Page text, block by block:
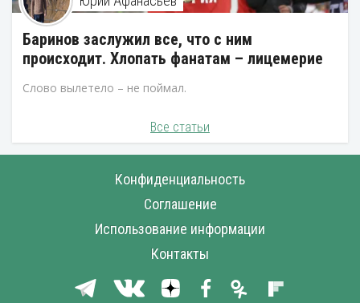
Баринов заслужил все, что с ним
происходит. Хлопать фанатам – лицемерие
Слово вылетело – не поймал.
Все статьи
Конфиденциальность
Соглашение
Использование информации
Контакты